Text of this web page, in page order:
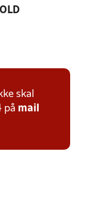
skal
på mail